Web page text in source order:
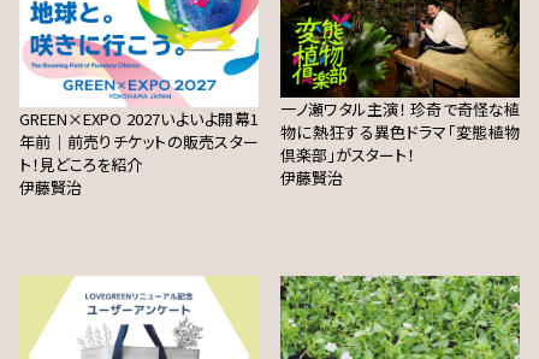
GREEN×EXPO 2027いよいよ開幕1
年前｜前売りチケットの販売スター
ト！見どころを紹介
伊藤賢治
一ノ瀬ワタル主演！ 珍奇で奇怪な植
物に熱狂する異色ドラマ「変態植物
倶楽部」がスタート！
伊藤賢治